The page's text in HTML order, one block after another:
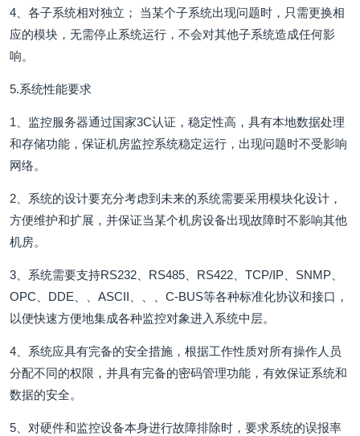
4、各子系统相对独立； 当某个子系统出现问题时，只需更换相
应的模块，无需停止系统运行，不会对其他子系统造成任何影
响。
5.系统性能要求
1、监控服务器通过国家3C认证，稳定性高，具有本地数据处理
和存储功能，保证机房监控系统稳定运行，出现问题时不受影响
网络。
2、系统的设计要充分考虑到未来的系统需要采用模块化设计，
方便维护和扩展，并保证当某个机房设备出现故障时不影响其他
机房。
3、系统需要支持RS232、RS485、RS422、TCP/IP、SNMP、
OPC、DDE、、ASCII、、、C-BUS等各种标准化协议和接口，
以便快速方便地集成各种监控对象进入系统中层。
4、系统应具有完备的安全措施，根据工作性质对所有操作人员
分配不同的权限，并具有完备的密码管理功能，有效保证系统和
数据的安全。
5、对硬件和监控设备本身进行故障排除时，要求系统的误报率